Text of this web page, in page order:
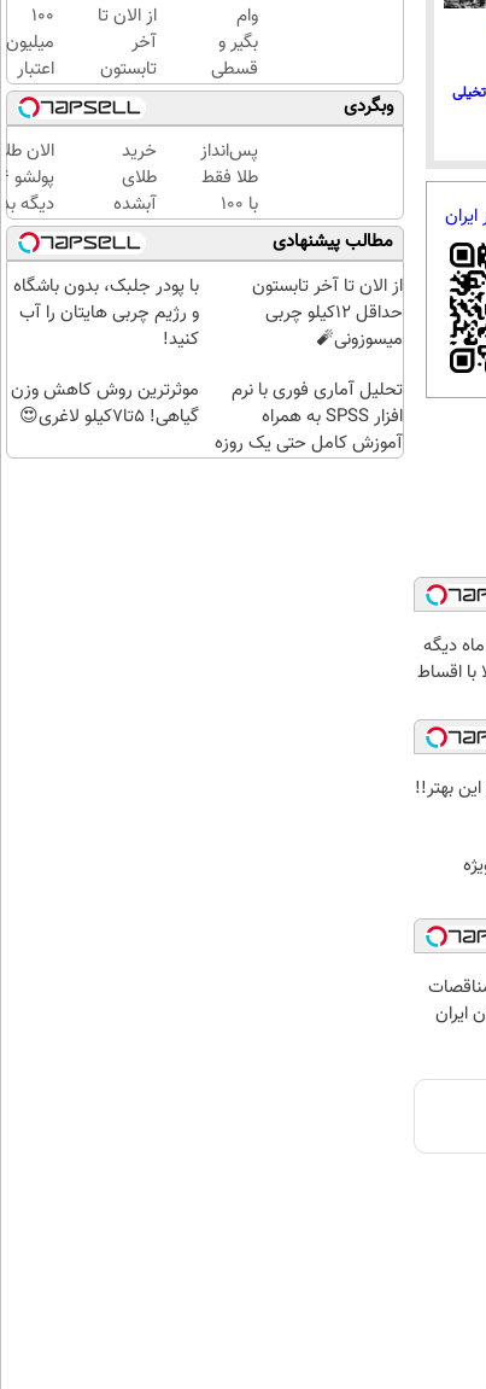
الان طلا بخر پولشو 4 ماه دیگه
با اقساط
بهتر!!
ایران
وام
بگیر و
قسطی
طلا
بخر!
چی از
این
بهتر!!
سریع
احراز
کن
از الان تا
آخر
تابستون
حداقل
12کیلو
چربی
میسوزونی
🧨
100
میلیون
اعتبار
خرید
طلای
آب
شده
بگیر
وبگردی
پس‌انداز
طلا فقط
با ۱۰۰
هزارتومان
(امن و
راحت)
خرید
طلای
آبشده
حتی با
۱۰۰هزارتومان
الان
دیگه
طلا با
بی‌بهره
مطالب پیشنهادی
از الان تا آخر تابستون
حداقل 12کیلو چربی
میسوزونی🧨
با پودر جلبک، بدون باشگاه
و رژیم چربی هایتان را آب
کنید!
تحلیل آماری فوری با نرم
افزار SPSS به همراه
آموزش کامل حتی یک روزه
موثرترین روش کاهش وزن
گیاهی! 5تا۷کیلو لاغری😍